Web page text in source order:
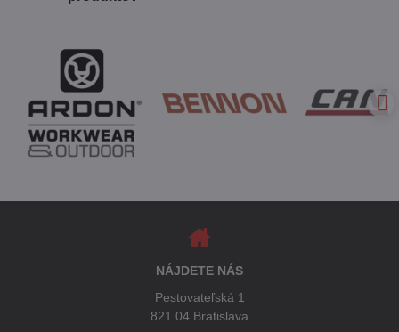
NÁJDETE NÁS
Pestovateľská 1
821 04 Bratislava